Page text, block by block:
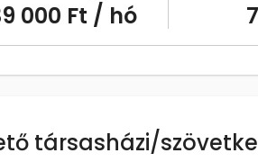
000 Ft / hó
társasházi/